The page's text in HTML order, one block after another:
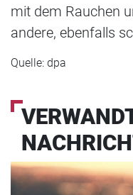
mit dem Rauchen
andere, ebenfalls
Quelle: dpa